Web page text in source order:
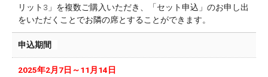
リット3」を複数ご購入いただき、「セット申込」のお申し出
をいただくことでお隣の席とすることができます。
申込期間
2025年2月7日～11月14日